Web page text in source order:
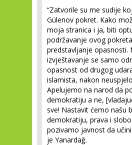
“Zatvorile su me sudije
Gülenov pokret. Kako
moja stranica i ja, biti
podržavanje ovog
predstavljanje opasnosti.
izvještavanje se samo
opasnost od drugog
islamista, nakon
Apelujemo na narod da
demokratiju a ne,
sve! Nastavit ćemo našu
demokratiju, prava i
pozivamo javnost da
je Yanardağ.